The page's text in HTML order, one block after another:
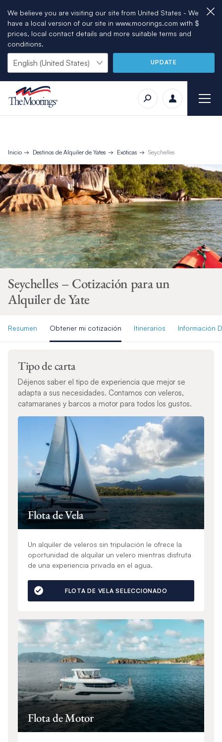
We believe you are visiting our site from United States - We
have a local version of our site in www.moorings.com with $
prices, local contact details and more suitable terms and
conditions.
UPDATE
Inicio Destinos de Alquiler de Yates Exóticas Seychelles
Seychelles – Cotización para un
Alquiler de Yate
Resumen Obtener mi cotización Itinerarios Información
Tipo de carta
Déjenos saber el tipo de experiencia que mejor se
adapta a sus necesidades. Contamos con veleros,
catamaranes y barcos a motor para todos los gustos.
Flota de Vela
Un alquiler de veleros sin tripulación le ofrece la
oportunidad de alquilar un velero mientras disfruta
de una experiencia privada en el agua.
FLOTA DE VELA SELECCIONADO
Flota de Motor